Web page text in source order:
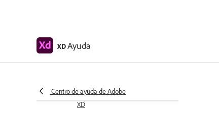
XDAyuda
Centro de ayuda de Adobe
Documentos en la nube en Adobe
XD